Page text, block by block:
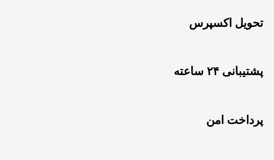
تحویل اکسپرس
پشتیبانی ۲۴ ساعته
پرداخت امن